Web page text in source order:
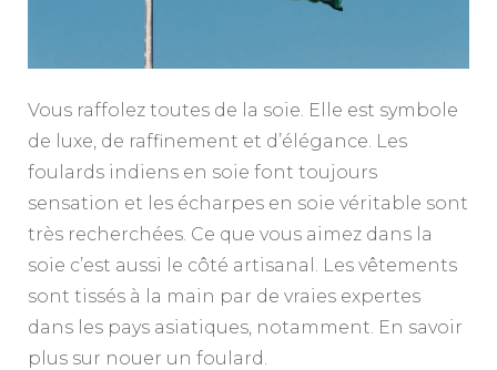
Vous raffolez toutes de la soie. Elle est symbole
de luxe, de raffinement et d’élégance. Les
foulards indiens en soie font toujours
sensation et les écharpes en soie véritable sont
très recherchées. Ce que vous aimez dans la
soie c’est aussi le côté artisanal. Les vêtements
sont tissés à la main par de vraies expertes
dans les pays asiatiques, notamment. En savoir
plus sur nouer un foulard.